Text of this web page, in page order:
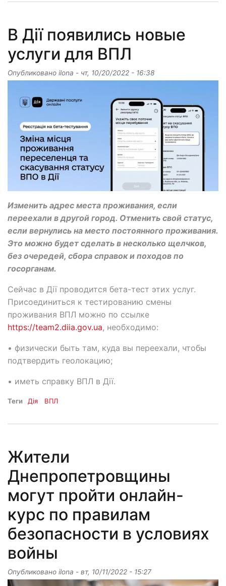
В Дії появились новые
услуги для ВПЛ
Опубликовано ilona - чт, 10/20/2022 - 16:38
Изменить адрес места проживания, если
переехали в другой город. Отменить свой статус,
если вернулись на место постоянного проживания.
Это можно будет сделать в несколько щелчков,
без очередей, сбора справок и походов по
госорганам.
Сейчас в Дії проводится бета-тест этих услуг.
Присоединиться к тестированию смены
проживания ВПЛ можно по ссылке
https://team2.diia.gov.ua, необходимо:
• физически быть там, куда вы переехали, чтобы
подтвердить геолокацию;
• иметь справку ВПЛ в Дії.
Теги Дія ВПЛ
Жители
Днепропетровщины
могут пройти онлайн-
курс по правилам
безопасности в условиях
войны
Опубликовано ilona - вт, 10/11/2022 - 15:27